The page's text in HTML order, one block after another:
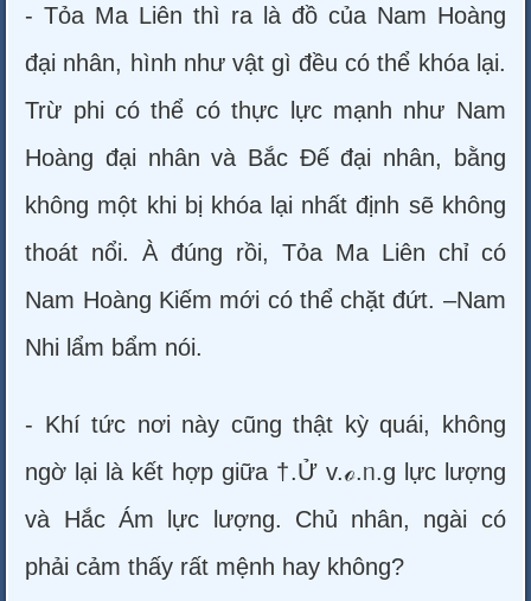
- Tỏa Ma Liên thì ra là đồ của Nam Hoàng
đại nhân, hình như vật gì đều có thể khóa lại.
Trừ phi có thể có thực lực mạnh như Nam
Hoàng đại nhân và Bắc Đế đại nhân, bằng
không một khi bị khóa lại nhất định sẽ không
thoát nổi. À đúng rồi, Tỏa Ma Liên chỉ có
Nam Hoàng Kiếm mới có thể chặt đứt. –Nam
Nhi lẩm bẩm nói.
- Khí tức nơi này cũng thật kỳ quái, không
ngờ lại là kết hợp giữa †.Ử v.ℴ.ᥒ.g lực lượng
và Hắc Ám lực lượng. Chủ nhân, ngài có
phải cảm thấy rất mệnh hay không?